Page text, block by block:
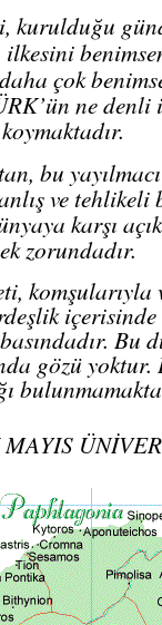
kurulduğu
ilkesini
çok
ne
bu
ve
karşı
zorundadır.
komşularıyla
içerisinde
Bu
gözü yoktur.